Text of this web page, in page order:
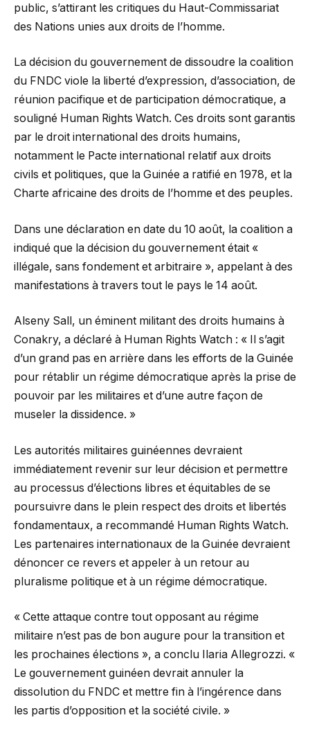
public, s’attirant les critiques du Haut-Commissariat
des Nations unies aux droits de l’homme.
La décision du gouvernement de dissoudre la coalition
du FNDC viole la liberté d’expression, d’association, de
réunion pacifique et de participation démocratique, a
souligné Human Rights Watch. Ces droits sont garantis
par le droit international des droits humains,
notamment le Pacte international relatif aux droits
civils et politiques, que la Guinée a ratifié en 1978, et la
Charte africaine des droits de l’homme et des peuples.
Dans une déclaration en date du 10 août, la coalition a
indiqué que la décision du gouvernement était «
illégale, sans fondement et arbitraire », appelant à des
manifestations à travers tout le pays le 14 août.
Alseny Sall, un éminent militant des droits humains à
Conakry, a déclaré à Human Rights Watch : « Il s’agit
d’un grand pas en arrière dans les efforts de la Guinée
pour rétablir un régime démocratique après la prise de
pouvoir par les militaires et d’une autre façon de
museler la dissidence. »
Les autorités militaires guinéennes devraient
immédiatement revenir sur leur décision et permettre
au processus d’élections libres et équitables de se
poursuivre dans le plein respect des droits et libertés
fondamentaux, a recommandé Human Rights Watch.
Les partenaires internationaux de la Guinée devraient
dénoncer ce revers et appeler à un retour au
pluralisme politique et à un régime démocratique.
« Cette attaque contre tout opposant au régime
militaire n’est pas de bon augure pour la transition et
les prochaines élections », a conclu Ilaria Allegrozzi. «
Le gouvernement guinéen devrait annuler la
dissolution du FNDC et mettre fin à l’ingérence dans
les partis d’opposition et la société civile. »